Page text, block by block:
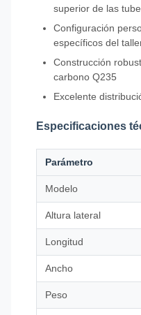
superior de las
Configuración
específicos del
Construcción
carbono Q235
Excelente
Especificaciones
Parámetro
Modelo
Altura lateral
Longitud
Ancho
Peso